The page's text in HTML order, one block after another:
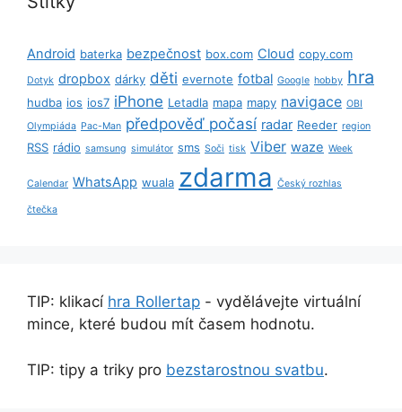
Android baterka bezpečnost box.com Cloud copy.com
Dotyk dropbox dárky děti evernote fotbal Google hobby hra
hudba ios ios7 iPhone Letadla mapa mapy navigace OBI
Olympiáda Pac-Man předpověď počasí radar Reeder region
RSS rádio samsung simulátor sms Soči tisk Viber waze Week
Calendar WhatsApp wuala zdarma Český rozhlas
čtečka
TIP: klikací hra Rollertap - vydělávejte virtuální
mince, které budou mít časem hodnotu.
TIP: tipy a triky pro bezstarostnou svatbu.